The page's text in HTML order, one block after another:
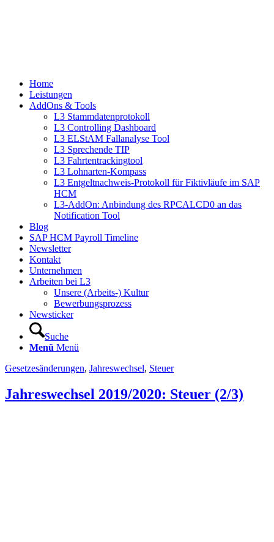
Home
Leistungen
AddOns & Tools
L3 Stammdatenprotokoll
L3 Controlling Dashboard
L3 ELStAM Fallanalyse Tool
L3 Sprechende TIP
L3 Fahrtentrackingtool
L3 Lohnarten-Kompass
L3 Entgeltnachweis-Protokoll für Fiktivläufe im SAP
HCM
L3-AddOn: Anbindung des RPCALCD0 an das
Notification Tool
Blog
SAP HCM Payroll Timeline
Newsletter
Kontakt
Unternehmen
Arbeiten bei L3
Unsere (Arbeits-) Kultur
Bewerbungsprozess
Newsticker
Suche
Menü Menü
Gesetzesänderungen, Jahreswechsel, Steuer
Jahreswechsel 2019/2020: Steuer (2/3)